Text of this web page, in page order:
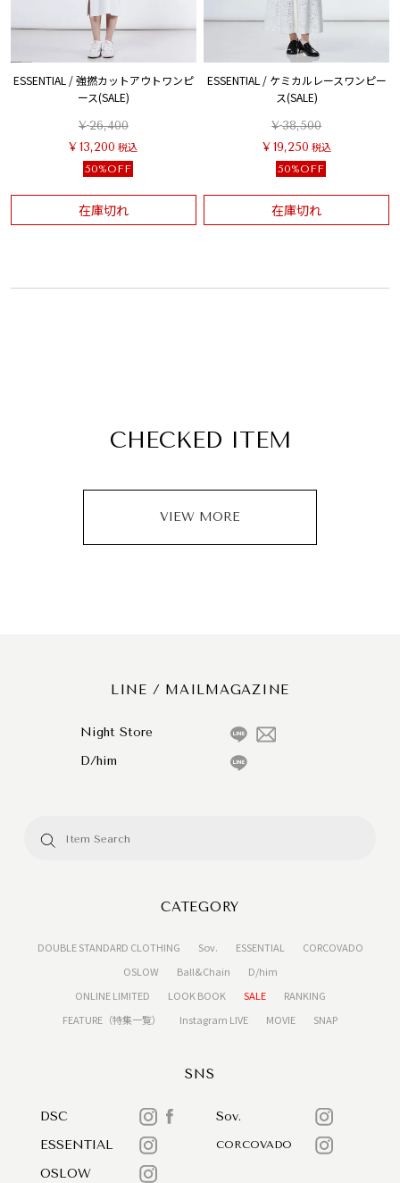
ESSENTIAL / 強撚カットアウトワンピ
ース(SALE)
¥26,400
¥ 13,200 税込
50%OFF
在庫切れ
ESSENTIAL / ケミカルレースワンピー
ス(SALE)
¥38,500
¥ 19,250 税込
50%OFF
在庫切れ
CHECKED ITEM
VIEW MORE
LINE / MAILMAGAZINE
Night Store
D/him
CATEGORY
DOUBLE STANDARD CLOTHING Sov. ESSENTIAL
CORCOVADO
OSLOW
Ball&Chain
D/him
ONLINE LIMITED
LOOK BOOK SALE
RANKING
FEATURE（特集一覧）
Instagram LIVE MOVIE SNAP
SNS
DSC
Sov.
ESSENTIAL
CORCOVADO
OSLOW